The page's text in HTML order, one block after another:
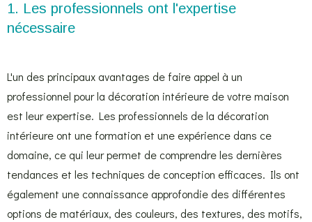
1. Les professionnels ont l'expertise
nécessaire
L'un des principaux avantages de faire appel à un
professionnel pour la décoration intérieure de votre maison
est leur expertise. Les professionnels de la décoration
intérieure ont une formation et une expérience dans ce
domaine, ce qui leur permet de comprendre les dernières
tendances et les techniques de conception efficaces. Ils ont
également une connaissance approfondie des différentes
options de matériaux, des couleurs, des textures, des motifs,